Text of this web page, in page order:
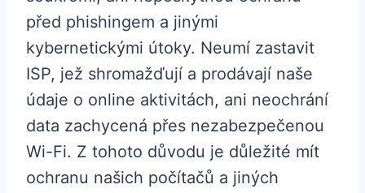
před phishingem a jinými
kybernetickými útoky. Neumí zastavit
ISP, jež shromažďují a prodávají naše
údaje o online aktivitách, ani neochrání
data zachycená přes nezabezpečenou
Wi-Fi. Z tohoto důvodu je důležité mít
ochranu našich počítačů a jiných